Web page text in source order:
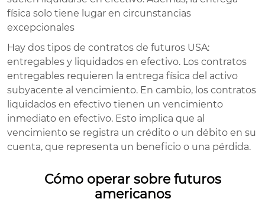
física solo tiene lugar en circunstancias
excepcionales
Hay dos tipos de contratos de futuros USA:
entregables y liquidados en efectivo. Los contratos
entregables requieren la entrega física del activo
subyacente al vencimiento. En cambio, los contratos
liquidados en efectivo tienen un vencimiento
inmediato en efectivo. Esto implica que al
vencimiento se registra un crédito o un débito en su
cuenta, que representa un beneficio o una pérdida.
Cómo operar sobre futuros
americanos